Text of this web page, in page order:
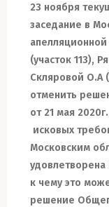
23 ноября
заседание в
(участок 113),
Скляровой О.А
отменить
от 21 мая
исковых
Московским
к чему это
решение